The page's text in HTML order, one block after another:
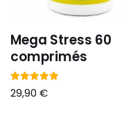
Mega Stress 60
comprimés
Note
5.00
29,90 €